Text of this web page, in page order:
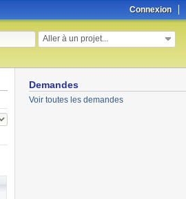
Connexion
Aller à un projet...
Demandes
Voir toutes les demandes